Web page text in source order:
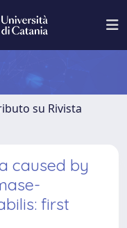
su Rivista
caused by
first